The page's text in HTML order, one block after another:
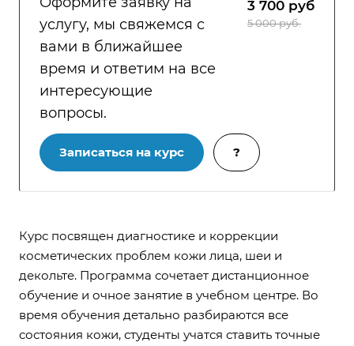
услугу, мы свяжемся с
вами в ближайшее
время и ответим на все
интересующие
вопросы.
3 700 руб
5 000 руб.
Записаться на курс ?
Курс посвящен диагностике и коррекции
косметических проблем кожи лица, шеи и
декольте. Программа сочетает дистанционное
обучение и очное занятие в учебном центре. Во
время обучения детально разбираются все
состояния кожи, студенты учатся ставить точные